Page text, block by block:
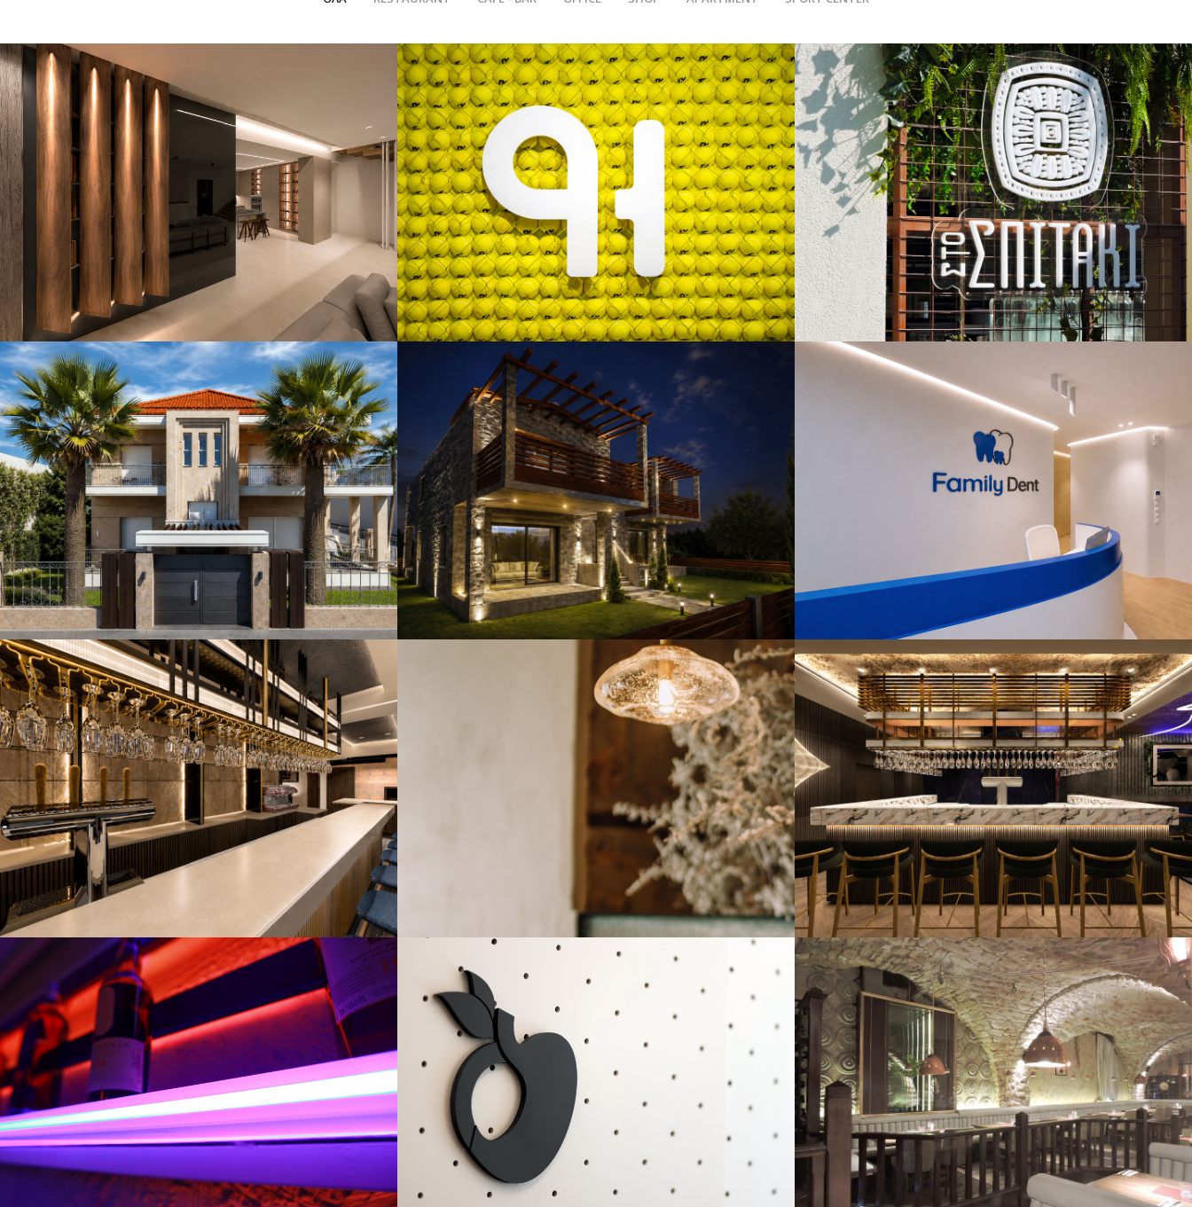
Private Residence Padel Hub Trikala Στο_Σπιτάκι | An Outdoor Bar – Restaurant
Contemporary Mediterranean Villa | Concept Idea Contemporary Residence Family Dent - Dental Clinic
Concept Idea
Metá - Winebar & Kouzina
Concept Idea
Silphion_Fine Dining Restaurant Wine Bar & Lounge Restaurant
Concept Idea